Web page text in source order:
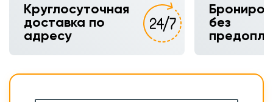
Круглосуточная
доставка по
адресу
без